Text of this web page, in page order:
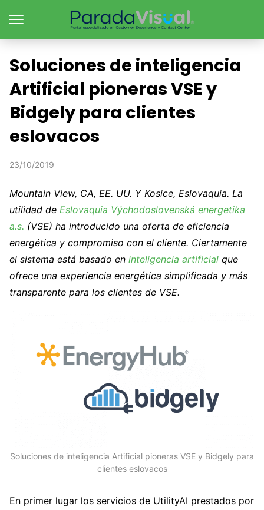
Soluciones de inteligencia
Artificial pioneras VSE y
Bidgely para clientes
eslovacos
23/10/2019
Mountain View, CA, EE. UU. Y Kosice, Eslovaquia. La
utilidad de Eslovaquia Východoslovenská energetika
a.s. (VSE) ha introducido una oferta de eficiencia
energética y compromiso con el cliente. Ciertamente
el sistema está basado en inteligencia artificial que
ofrece una experiencia energética simplificada y más
transparente para los clientes de VSE.
Soluciones de inteligencia Artificial pioneras VSE y Bidgely para
clientes eslovacos
En primer lugar los servicios de UtilityAI prestados por